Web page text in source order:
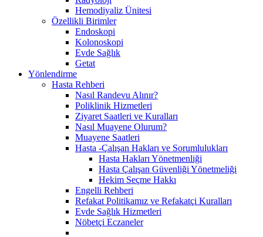
Hemodiyaliz Ünitesi
Özellikli Birimler
Endoskopi
Kolonoskopi
Evde Sağlık
Getat
Yönlendirme
Hasta Rehberi
Nasıl Randevu Alınır?
Poliklinik Hizmetleri
Ziyaret Saatleri ve Kuralları
Nasıl Muayene Olurum?
Muayene Saatleri
Hasta -Çalışan Hakları ve Sorumlulukları
Hasta Hakları Yönetmenliği
Hasta Çalışan Güvenliği Yönetmeliği
Hekim Seçme Hakkı
Engelli Rehberi
Refakat Politikamız ve Refakatçi Kuralları
Evde Sağlık Hizmetleri
Nöbetçi Eczaneler